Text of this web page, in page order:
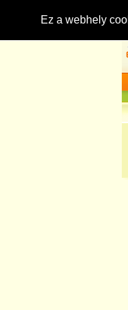
Ez a webhely